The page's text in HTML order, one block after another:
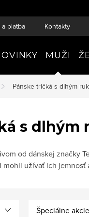
platba Kontakty
MUŽI
Pánske tričká s dlhým
s dlhým
od dánskej značky
mohli užívať ich jemnosť
Špeciálne akcie